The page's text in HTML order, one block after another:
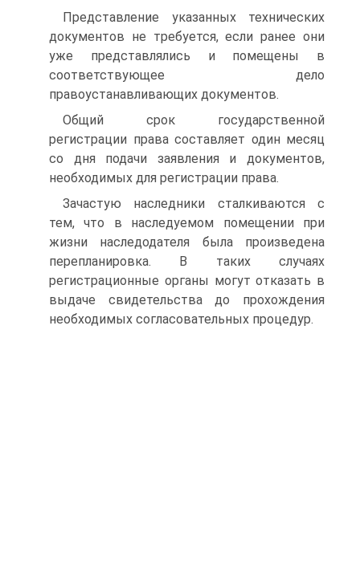
Представление указанных технических
документов не требуется, если ранее они
уже представлялись и помещены в
соответствующее дело
правоустанавливающих документов.
Общий срок государственной
регистрации права составляет один месяц
со дня подачи заявления и документов,
необходимых для регистрации права.
Зачастую наследники сталкиваются с
тем, что в наследуемом помещении при
жизни наследодателя была произведена
перепланировка. В таких случаях
регистрационные органы могут отказать в
выдаче свидетельства до прохождения
необходимых согласовательных процедур.